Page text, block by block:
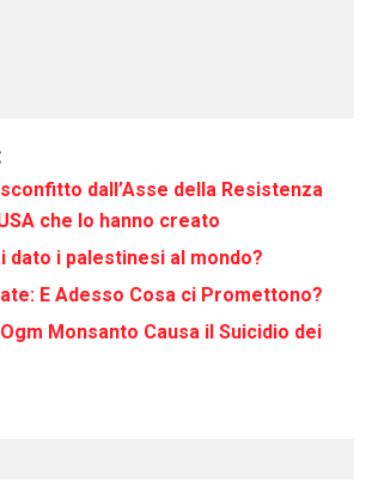
sconfitto dall’Asse della Resistenza
che lo hanno creato
dato i palestinesi al mondo?
E Adesso Cosa ci Promettono?
Monsanto Causa il Suicidio dei